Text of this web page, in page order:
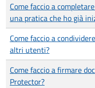
Come faccio a
una pratica che ho già
Come faccio a
altri utenti?
Come faccio a firmare
Protector?